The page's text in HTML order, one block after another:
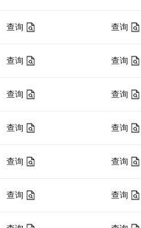
查询 查询
查询 查询
查询 查询
查询 查询
查询 查询
查询 查询